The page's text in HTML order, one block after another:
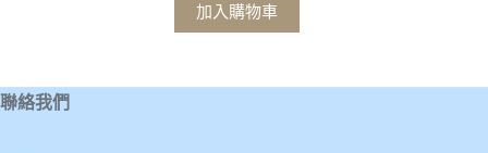
加入購物車
聯絡我們